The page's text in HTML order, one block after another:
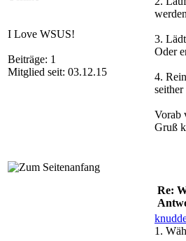
I Love WSUS!
Beiträge: 1
Mitglied seit: 03.12.15
3.
Oder
4.
Vorab
Gruß
Re:
1.